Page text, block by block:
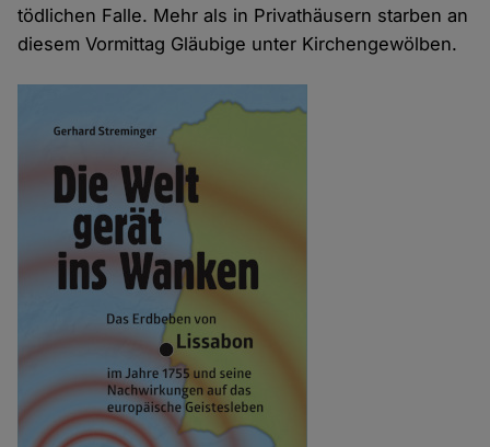
tödlichen Falle. Mehr als in Privathäusern starben an
diesem Vormittag Gläubige unter Kirchengewölben.